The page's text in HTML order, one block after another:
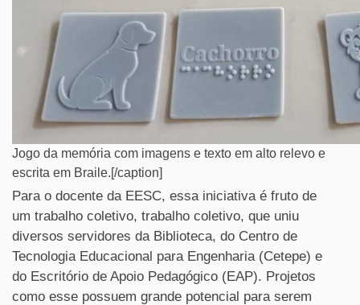
Jogo da memória com imagens e texto em alto relevo e
escrita em Braile.[/caption]
Para o docente da EESC, essa iniciativa é fruto de
um trabalho coletivo, trabalho coletivo, que uniu
diversos servidores da Biblioteca, do Centro de
Tecnologia Educacional para Engenharia (Cetepe) e
do Escritório de Apoio Pedagógico (EAP). Projetos
como esse possuem grande potencial para serem